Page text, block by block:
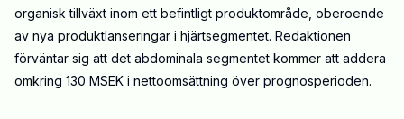
organisk tillväxt inom ett befintligt produktområde, oberoende
av nya produktlanseringar i hjärtsegmentet. Redaktionen
förväntar sig att det abdominala segmentet kommer att addera
omkring 130 MSEK i nettoomsättning över prognosperioden.